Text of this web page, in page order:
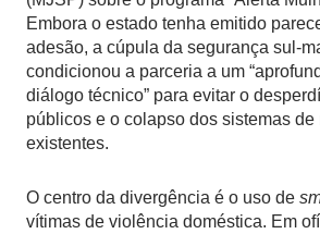
Embora o estado tenha emitido
adesão, a cúpula da segurança sul-
condicionou a parceria a um
diálogo técnico” para evitar o
públicos e o colapso dos sistemas de
existentes.
O centro da divergência é o uso de
vítimas de violência doméstica. Em